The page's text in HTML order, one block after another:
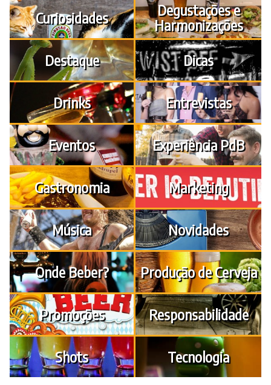
Curiosidades
Degustações e
Harmonizações
Destaque
Dicas
Drinks Entrevistas
Eventos Experiência PdB
Gastronomia Marketing
Música Novidades
Onde Beber? Produção de Cerveja
Promoções Responsabilidade
Shots Tecnologia